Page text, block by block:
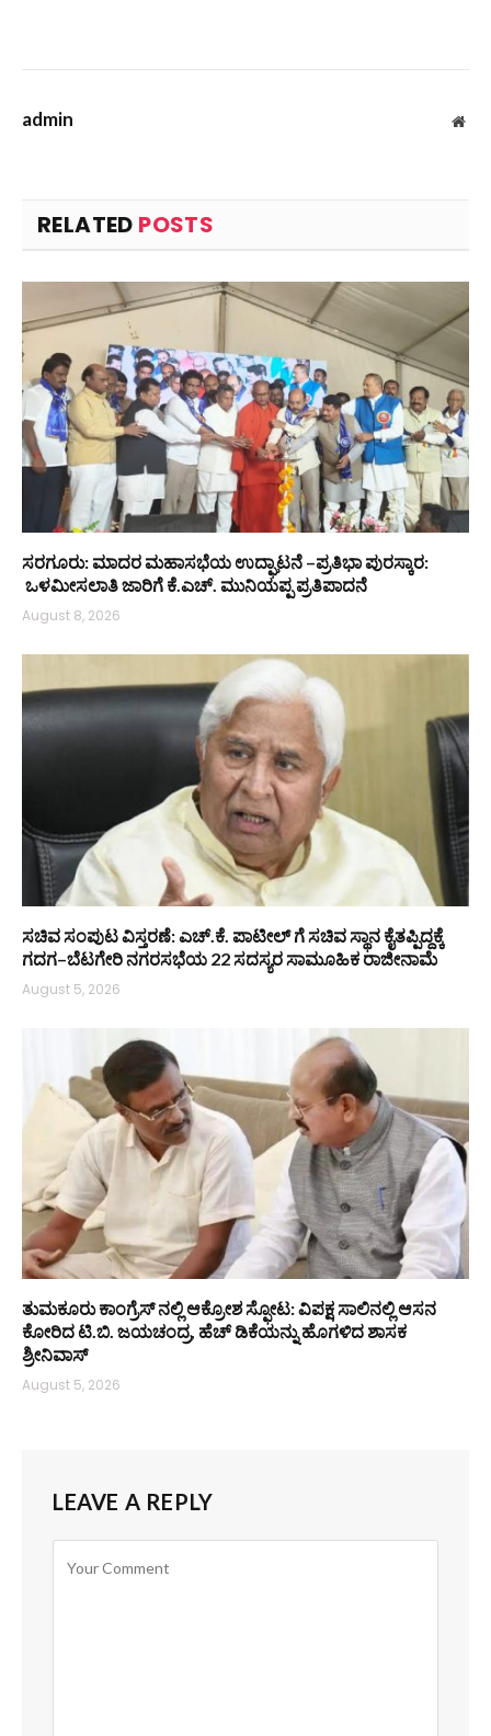
admin
RELATED POSTS
ಸರಗೂರು: ಮಾದರ ಮಹಾಸಭೆಯ ಉದ್ಘಾಟನೆ –ಪ್ರತಿಭಾ ಪುರಸ್ಕಾರ:
ಒಳಮೀಸಲಾತಿ ಜಾರಿಗೆ ಕೆ.ಎಚ್. ಮುನಿಯಪ್ಪ ಪ್ರತಿಪಾದನೆ
August 8, 2026
ಸಚಿವ ಸಂಪುಟ ವಿಸ್ತರಣೆ: ಎಚ್.ಕೆ. ಪಾಟೀಲ್ ಗೆ ಸಚಿವ ಸ್ಥಾನ ಕೈತಪ್ಪಿದ್ದಕ್ಕೆ
ಗದಗ–ಬೆಟಗೇರಿ ನಗರಸಭೆಯ 22 ಸದಸ್ಯರ ಸಾಮೂಹಿಕ ರಾಜೀನಾಮೆ
August 5, 2026
ತುಮಕೂರು ಕಾಂಗ್ರೆಸ್ ನಲ್ಲಿ ಆಕ್ರೋಶ ಸ್ಫೋಟ: ವಿಪಕ್ಷ ಸಾಲಿನಲ್ಲಿ ಆಸನ
ಕೋರಿದ ಟಿ.ಬಿ. ಜಯಚಂದ್ರ, ಹೆಚ್ ಡಿಕೆಯನ್ನು ಹೊಗಳಿದ ಶಾಸಕ
ಶ್ರೀನಿವಾಸ್
August 5, 2026
LEAVE A REPLY